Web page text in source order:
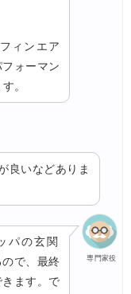
ィンエア
ォーマン
。
良いなどありま
専門家役
パの玄関
で、最終
ます。で